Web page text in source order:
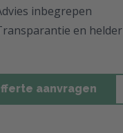
inbegrepen
en
aanvragen